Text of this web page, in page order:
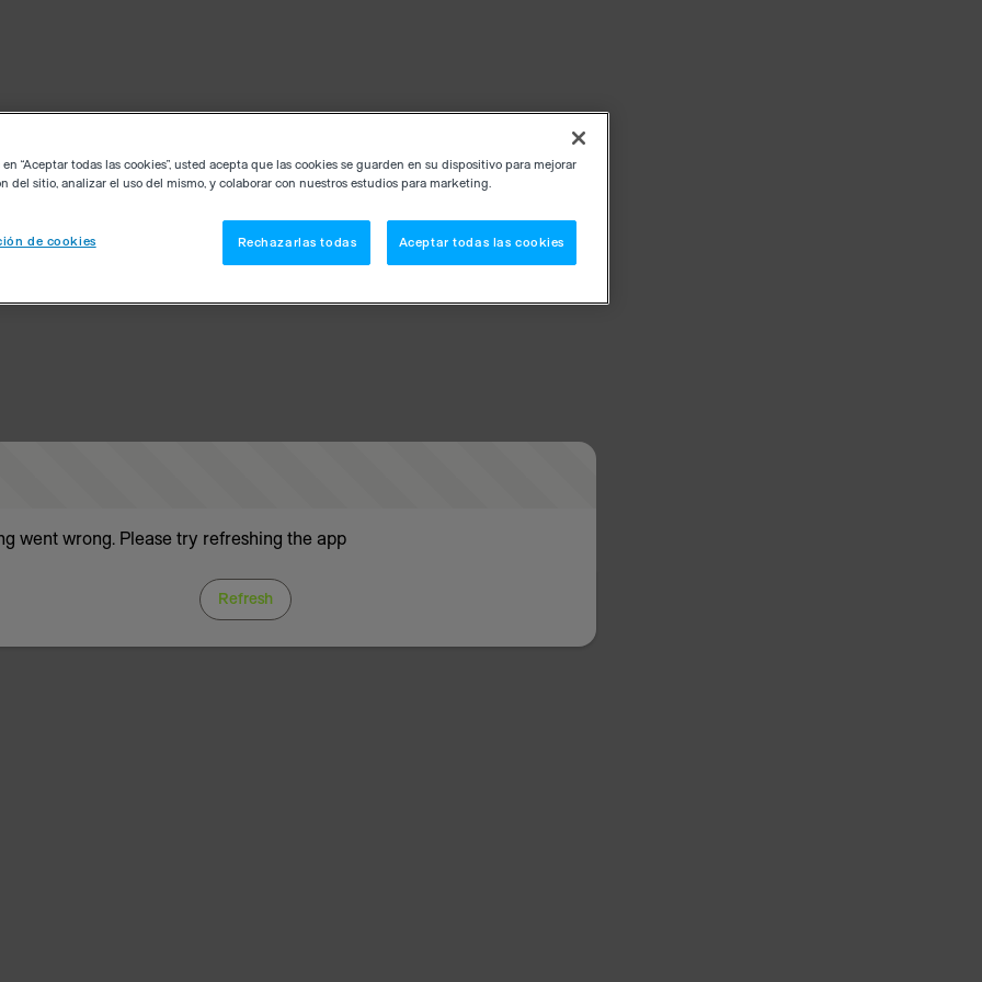
went wrong. Please try refreshing the app
Refresh
“Aceptar todas las cookies”, usted acepta que las cookies se guarden en su dispositivo para mejorar
del sitio, analizar el uso del mismo, y colaborar con nuestros estudios para marketing.
de cookies Rechazarlas todas Aceptar todas las cookies